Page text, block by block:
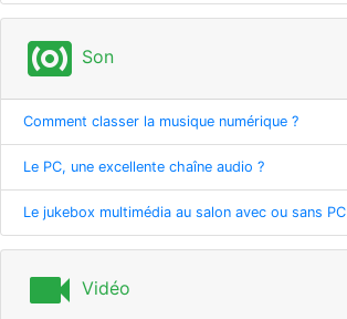
surround_sound Son
Comment classer la musique numérique ?
Le PC, une excellente chaîne audio ?
Le jukebox multimédia au salon avec ou sans PC
videocam Vidéo